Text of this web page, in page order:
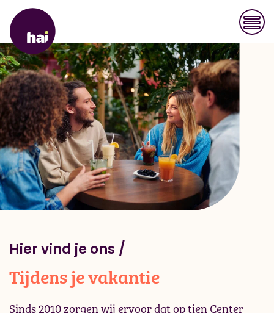
Hier vind je ons
Onze merken
Impact House
Inspiratie
Werken bij Hai
Hier vind je ons
Tijdens je vakantie
Sinds 2010 zorgen wij ervoor dat op tien Center